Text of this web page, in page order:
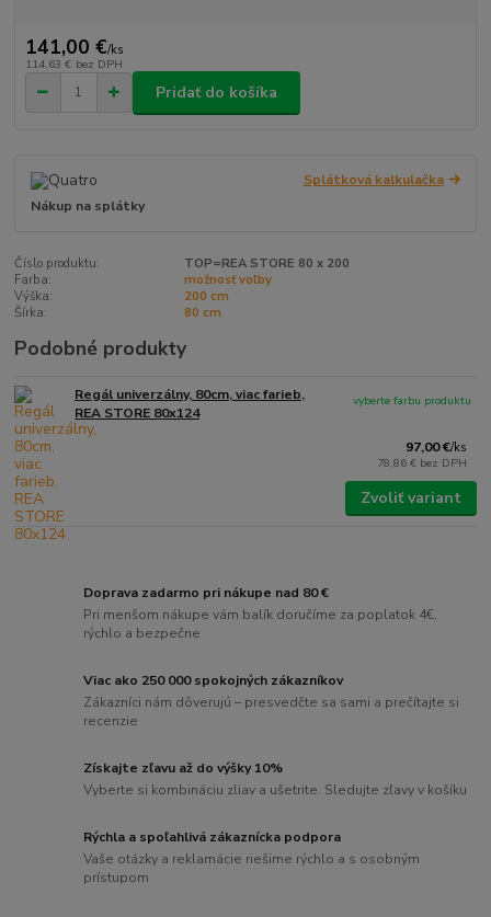
141,00 €/ks
114,63 € bez DPH
Pridať do košíka
Splátková kalkulačka
Nákup na splátky
Číslo produktu:
TOP=REA STORE 80 x 200
Farba:
možnosť voľby
Výška:
200 cm
Šírka:
80 cm
Podobné produkty
Regál univerzálny, 80cm, viac farieb,
REA STORE 80x124
97,00 €/ks
78,86 € bez DPH
vyberte farbu produktu
Zvoliť variant
Doprava zadarmo pri nákupe nad 80 €
Pri menšom nákupe vám balík doručíme za poplatok 4€,
rýchlo a bezpečne
Viac ako 250 000 spokojných zákazníkov
Zákazníci nám dôverujú – presvedčte sa sami a prečítajte si
recenzie
Získajte zľavu až do výšky 10%
Vyberte si kombináciu zliav a ušetrite. Sledujte zľavy v košíku
Rýchla a spoľahlivá zákaznícka podpora
Vaše otázky a reklamácie riešime rýchlo a s osobným
prístupom